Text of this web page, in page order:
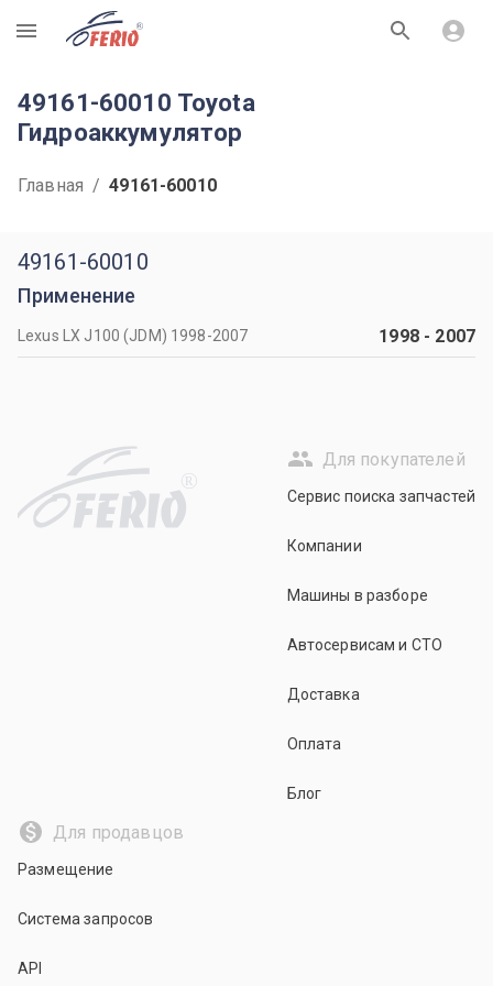
R
49161-60010 Toyota
Гидроаккумулятор
Главная / 49161-60010
49161-60010
Применение
Lexus LX J100 (JDM) 1998-2007 1998- 2007
R
Для покупателей
Сервис поиска запчастей
Компании
Машины в разборе
Автосервисам и СТО
Доставка
Оплата
Блог
Для продавцов
Размещение
Система запросов
API